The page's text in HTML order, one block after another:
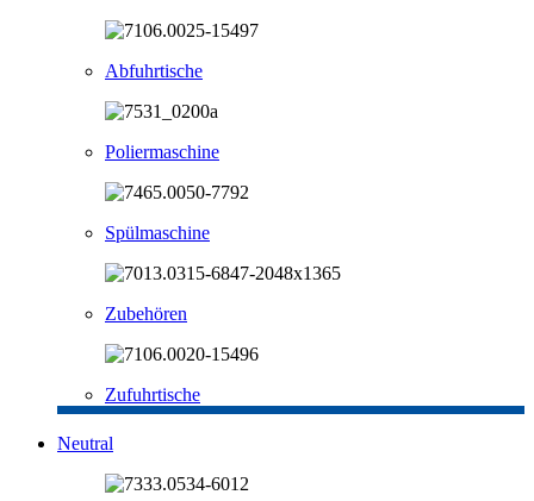
Abfuhrtische
Poliermaschine
Spülmaschine
Zubehören
Zufuhrtische
Neutral